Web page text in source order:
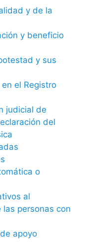
y de la
y beneficio
y sus
el Registro
judicial de
del
o
al
personas con
apoyo